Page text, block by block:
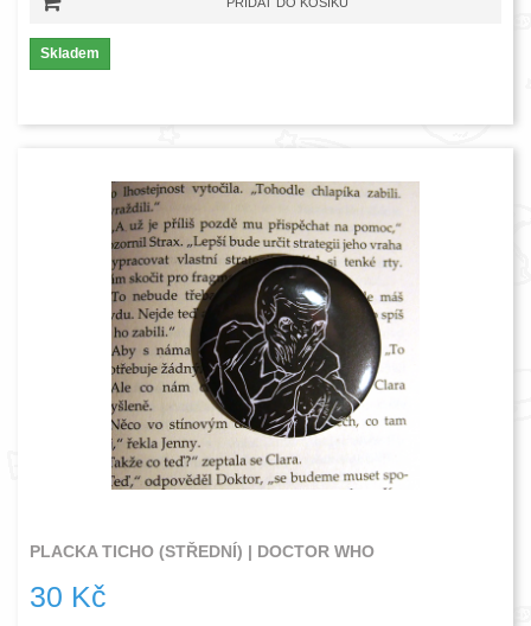
Skladem
PLACKA TICHO (STŘEDNÍ) | DOCTOR WHO
30 Kč